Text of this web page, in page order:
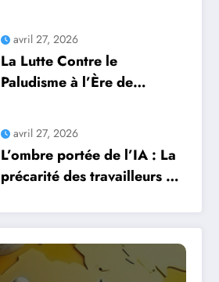
professionnels avec
l’intelligence artificielle
avril 27, 2026
La Lutte Contre le
Paludisme à l’Ère de
Une Course Contre la
Montre Africaine
avril 27, 2026
L’ombre portée de l’IA : La
précarité des travailleurs du
révolution numérique